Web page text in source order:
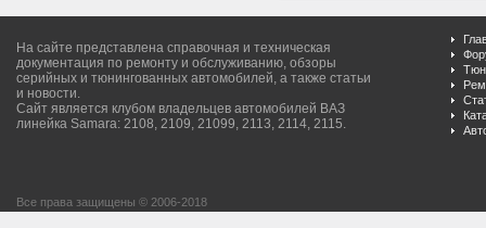
На сайте представлена справочная и техническая
документация по ремонту и обслуживанию, обзоры
серийных и тюнингованных автомобилей, а также статьи
и новости.
Сайт является клубом владельцев автомобилей ВАЗ
линейка Samara: 2108, 2109, 21099, 2113, 2114, 2115.
Все права защищены © 2006-2018